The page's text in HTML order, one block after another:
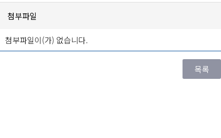
첨부파일
첨부파일이(가) 없습니다.